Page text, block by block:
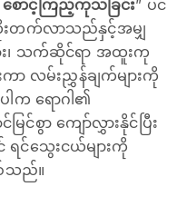
ောင့်ကြည့်ကုသခြင်း” ပင်
တိုးတက်လာသည်နှင့်အမျှ
း၊ သက်ဆိုင်ရာ အထူးကု
ကာ လမ်းညွှန်ချက်များကို
က ရောဂါ၏
င်စွာ ကျော်လွှားနိုင်ပြီး
ရင်သွေးငယ်များကို
စ်သည်။